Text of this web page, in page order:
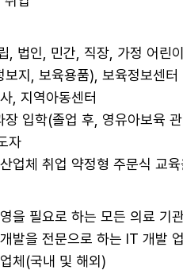
, 법인, 민간, 직장, 가정 어린
지, 보육용품), 보육정보센터
, 지역아동센터
입학(졸업 후, 영유아보육
자
업체 취업 약정형 주문식 교
을 필요로 하는 모든 의료 기
발을 전문으로 하는 IT 개발
체(국내 및 해외)